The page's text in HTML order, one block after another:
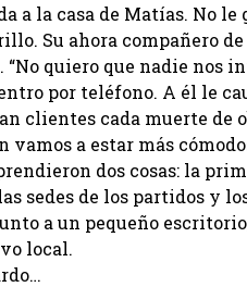
a la casa de Matías. No
Su ahora compañero
quiero que nadie nos
por teléfono. A él le
clientes cada muerte de
vamos a estar más
dos cosas: la
sedes de los partidos y
a un pequeño
local.